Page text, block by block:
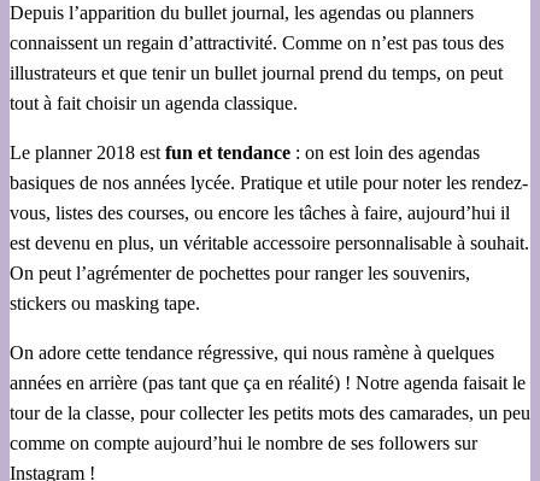
Depuis l’apparition du bullet journal, les agendas ou planners
connaissent un regain d’attractivité. Comme on n’est pas tous des
illustrateurs et que tenir un bullet journal prend du temps, on peut
tout à fait choisir un agenda classique.
Le planner 2018 est fun et tendance : on est loin des agendas
basiques de nos années lycée. Pratique et utile pour noter les rendez-
vous, listes des courses, ou encore les tâches à faire, aujourd’hui il
est devenu en plus, un véritable accessoire personnalisable à souhait.
On peut l’agrémenter de pochettes pour ranger les souvenirs,
stickers ou masking tape.
On adore cette tendance régressive, qui nous ramène à quelques
années en arrière (pas tant que ça en réalité) ! Notre agenda faisait le
tour de la classe, pour collecter les petits mots des camarades, un peu
comme on compte aujourd’hui le nombre de ses followers sur
Instagram !